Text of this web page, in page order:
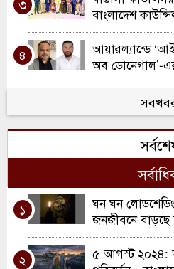
৩
বাংলাদেশ
৪
আয়ারল্যান্ডে
অব ডোনেগাল’-
ওয়ালসলে কিরণ
দিলু মিয়াকে
৬
রচডেল
সাধারণ সভা ও
৭
স্কুল ইন্সপেকশনে
হাদিস
৮
স্পোর্টস টু ওয়ার্ক
১
ঘন ঘন
জনজীবনে বাড়ছে
২
৫ আগস্ট ২০২৪: